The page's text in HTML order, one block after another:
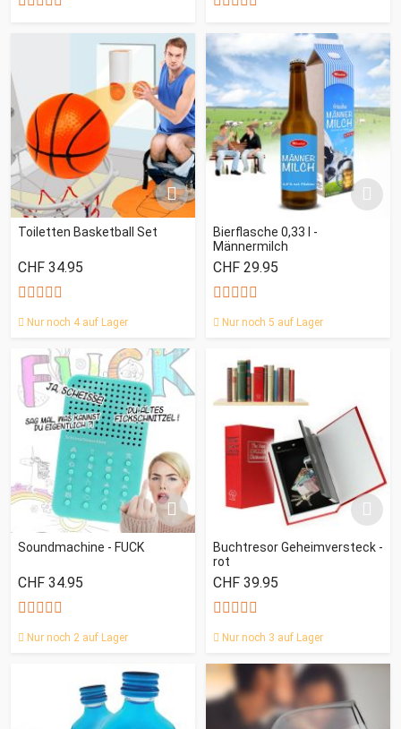
Toiletten Basketball Set
CHF 34.95
Nur noch 4 auf Lager
Bierflasche 0,33 l -
Männermilch
CHF 29.95
Nur noch 5 auf Lager
Soundmachine - FUCK
CHF 34.95
Nur noch 2 auf Lager
Buchtresor Geheimversteck -
rot
CHF 39.95
Nur noch 3 auf Lager